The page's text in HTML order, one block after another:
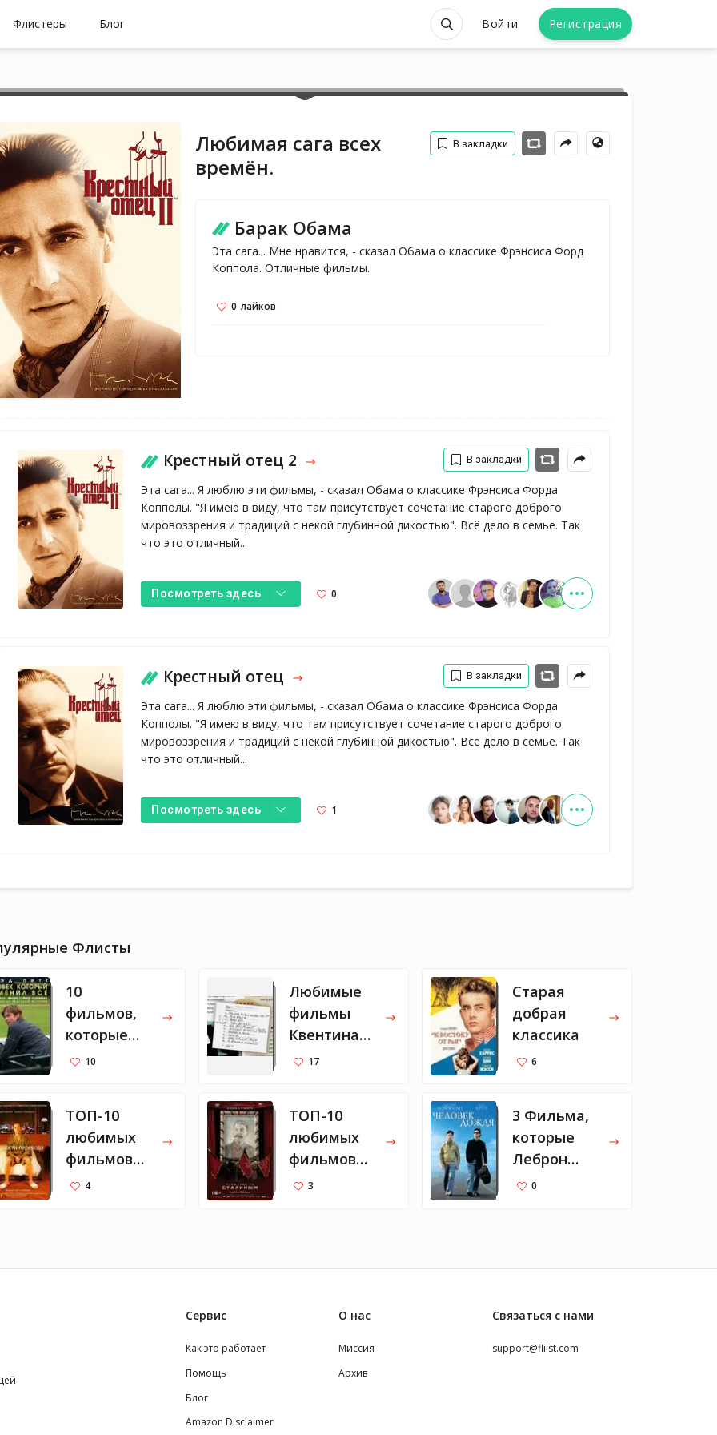
Флистеры Блог Войти Регистрация
Любимая сага всех
времён.
Барак Обама
Эта сага... Мне нравится, - сказал Обама о классике Фрэнсиса Форд
Коппола. Отличные фильмы.
0 лайков
В закладки
Крестный отец 2
Эта сага... Я люблю эти фильмы, - сказал Обама о классике Фрэнсиса Форда
Копполы. "Я имею в виду, что там присутствует сочетание старого доброго
мировоззрения и традиций с некой глубинной дикостью". Всё дело в семье. Так
что это отличный...
Посмотреть здесь 0
В закладки
Крестный отец
Эта сага... Я люблю эти фильмы, - сказал Обама о классике Фрэнсиса Форда
Копполы. "Я имею в виду, что там присутствует сочетание старого доброго
мировоззрения и традиций с некой глубинной дикостью". Всё дело в семье. Так
что это отличный...
Посмотреть здесь 1
В закладки
Флисты
10
фильмов,
которые
нравятся
10
Любимые
фильмы
Квентина
Тарантино
17
Старая
добрая
классика
6
ТОП-10
любимых
фильмов
Ивана
4
ТОП-10
любимых
фильмов
Юрия Дудя
3
3 Фильма,
которые
Леброн
Джеймс
0
Сервис
Как это работает
Помощь
Блог
Amazon Disclaimer
О нас
Миссия
Архив
Связаться с нами
support@fliist.com